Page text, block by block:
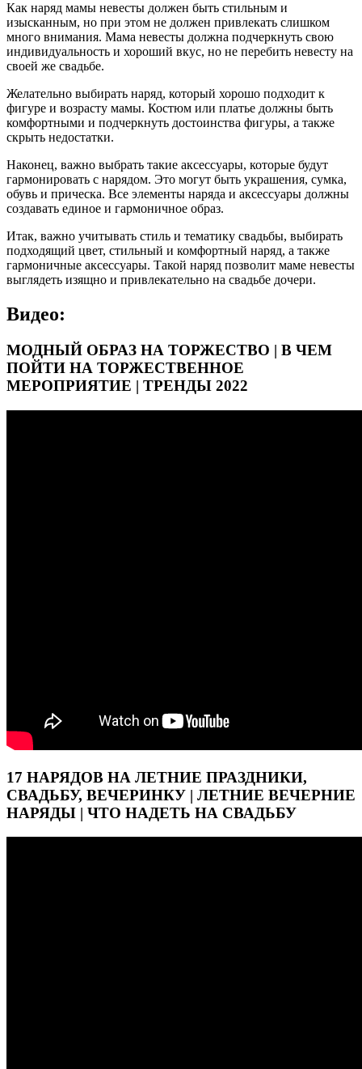
Как наряд мамы невесты должен быть стильным и
изысканным, но при этом не должен привлекать слишком
много внимания. Мама невесты должна подчеркнуть свою
индивидуальность и хороший вкус, но не перебить невесту на
своей же свадьбе.
Желательно выбирать наряд, который хорошо подходит к
фигуре и возрасту мамы. Костюм или платье должны быть
комфортными и подчеркнуть достоинства фигуры, а также
скрыть недостатки.
Наконец, важно выбрать такие аксессуары, которые будут
гармонировать с нарядом. Это могут быть украшения, сумка,
обувь и прическа. Все элементы наряда и аксессуары должны
создавать единое и гармоничное образ.
Итак, важно учитывать стиль и тематику свадьбы, выбирать
подходящий цвет, стильный и комфортный наряд, а также
гармоничные аксессуары. Такой наряд позволит маме невесты
выглядеть изящно и привлекательно на свадьбе дочери.
Видео:
МОДНЫЙ ОБРАЗ НА ТОРЖЕСТВО | В ЧЕМ
ПОЙТИ НА ТОРЖЕСТВЕННОЕ
МЕРОПРИЯТИЕ | ТРЕНДЫ 2022
17 НАРЯДОВ НА ЛЕТНИЕ ПРАЗДНИКИ,
СВАДЬБУ, ВЕЧЕРИНКУ | ЛЕТНИЕ ВЕЧЕРНИЕ
НАРЯДЫ | ЧТО НАДЕТЬ НА СВАДЬБУ